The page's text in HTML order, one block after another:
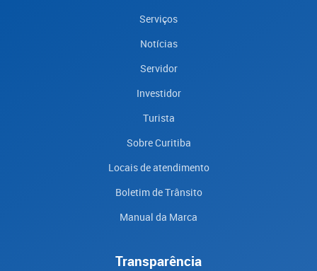
Serviços
Notícias
Servidor
Investidor
Turista
Sobre Curitiba
Locais de atendimento
Boletim de Trânsito
Manual da Marca
Transparência